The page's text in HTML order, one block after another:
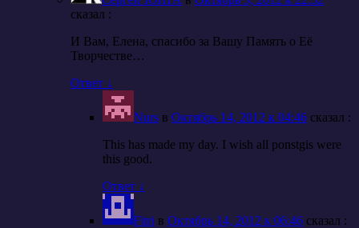
cказал :
И Вам, Елена, спасибо за Вашу Память о Её
Творчестве…
Ответ ↓
Nurs в Октябрь 14, 2012 к 04:46 cказал :
This has made my day. I wish all ponstgis were
this good.
Ответ ↓
Fitri в Октябрь 14, 2012 к 06:46 cказал :